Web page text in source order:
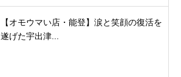
【オモウマい店・能登】涙と笑顔の復活を
遂げた宇出津...